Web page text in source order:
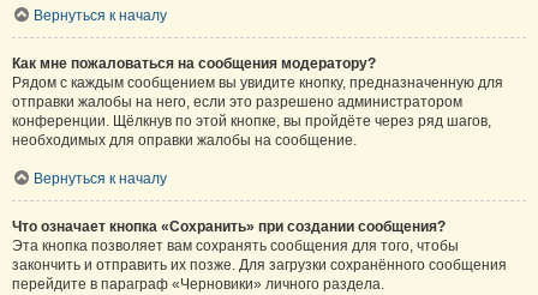
Вернуться к началу
Как мне пожаловаться на сообщения модератору?
Рядом с каждым сообщением вы увидите кнопку, предназначенную для
отправки жалобы на него, если это разрешено администратором
конференции. Щёлкнув по этой кнопке, вы пройдёте через ряд шагов,
необходимых для оправки жалобы на сообщение.
Вернуться к началу
Что означает кнопка «Сохранить» при создании сообщения?
Эта кнопка позволяет вам сохранять сообщения для того, чтобы
закончить и отправить их позже. Для загрузки сохранённого сообщения
перейдите в параграф «Черновики» личного раздела.